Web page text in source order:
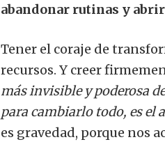
abandonar rutinas y
Tener el coraje de
recursos. Y creer
más invisible y poderosa
para cambiarlo todo, es el
es gravedad, porque nos